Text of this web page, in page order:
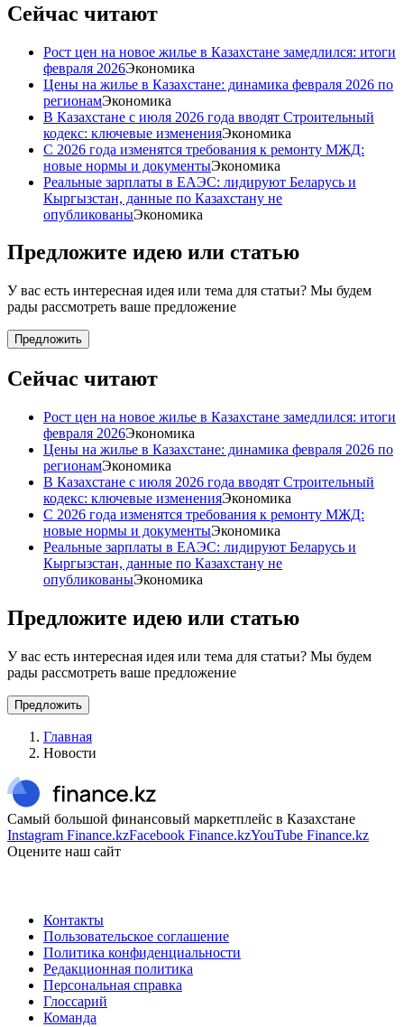
Сейчас читают
Рост цен на новое жилье в Казахстане замедлился: итоги
февраля 2026Экономика
Цены на жилье в Казахстане: динамика февраля 2026 по
регионамЭкономика
В Казахстане с июля 2026 года вводят Строительный
кодекс: ключевые измененияЭкономика
С 2026 года изменятся требования к ремонту МЖД:
новые нормы и документыЭкономика
Реальные зарплаты в ЕАЭС: лидируют Беларусь и
Кыргызстан, данные по Казахстану не
опубликованыЭкономика
Предложите идею или статью
У вас есть интересная идея или тема для статьи? Мы будем
рады рассмотреть ваше предложение
Предложить
Сейчас читают
Рост цен на новое жилье в Казахстане замедлился: итоги
февраля 2026Экономика
Цены на жилье в Казахстане: динамика февраля 2026 по
регионамЭкономика
В Казахстане с июля 2026 года вводят Строительный
кодекс: ключевые измененияЭкономика
С 2026 года изменятся требования к ремонту МЖД:
новые нормы и документыЭкономика
Реальные зарплаты в ЕАЭС: лидируют Беларусь и
Кыргызстан, данные по Казахстану не
опубликованыЭкономика
Предложите идею или статью
У вас есть интересная идея или тема для статьи? Мы будем
рады рассмотреть ваше предложение
Предложить
Главная
Новости
Самый большой финансовый маркетплейс в Казахстане
Instagram Finance.kzFacebook Finance.kzYouTube Finance.kz
Оцените наш сайт
Контакты
Пользовательское соглашение
Политика конфиденциальности
Редакционная политика
Персональная справка
Глоссарий
Команда